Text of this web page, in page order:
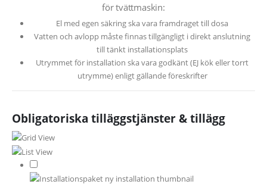
för tvättmaskin:
El med egen säkring ska vara framdraget till dosa
Vatten och avlopp måste finnas tillgängligt i direkt anslutning
till tänkt installationsplats
Utrymmet för installation ska vara godkänt (EJ kök eller torrt
utrymme) enligt gällande föreskrifter
Obligatoriska tilläggstjänster & tillägg